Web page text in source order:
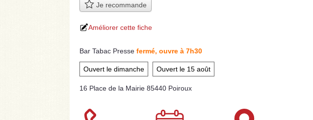
Je recommande
Améliorer cette fiche
Bar Tabac Presse fermé, ouvre à 7h30
Ouvert le dimanche Ouvert le 15 août
16 Place de la Mairie 85440 Poiroux